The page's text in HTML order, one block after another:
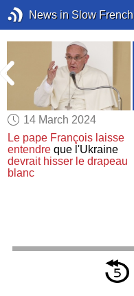
News in Slow French
14 March 2024
Le pape François laisse
entendre que l'Ukraine
devrait hisser le drapeau
blanc